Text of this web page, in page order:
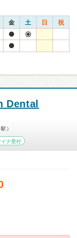
金 土 日 祝
Dental
）
イナ受付